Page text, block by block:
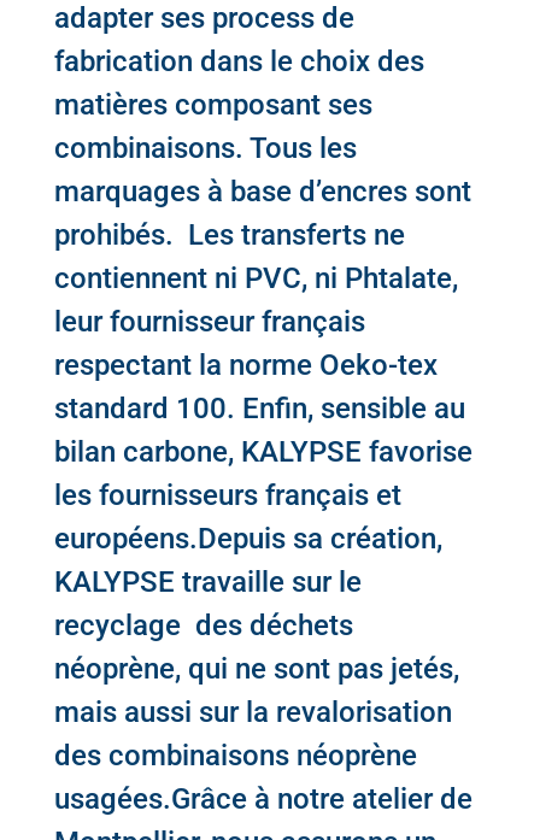
adapter ses process de
fabrication dans le choix des
matières composant ses
combinaisons. Tous les
marquages à base d’encres sont
prohibés. Les transferts ne
contiennent ni PVC, ni Phtalate,
leur fournisseur français
respectant la norme Oeko-tex
standard 100. Enfin, sensible au
bilan carbone, KALYPSE favorise
les fournisseurs français et
européens.Depuis sa création,
KALYPSE travaille sur le
recyclage des déchets
néoprène, qui ne sont pas jetés,
mais aussi sur la revalorisation
des combinaisons néoprène
usagées.Grâce à notre atelier de